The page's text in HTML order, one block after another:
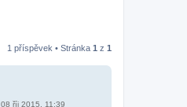
1 příspěvek • Stránka 1 z 1
08 říj 2015, 11:39